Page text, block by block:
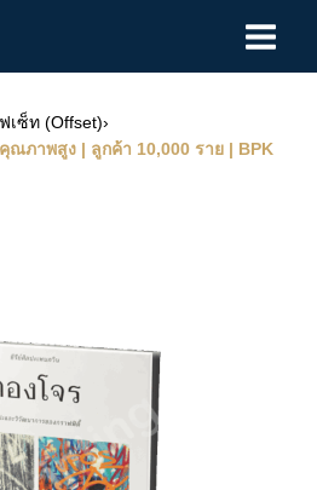
เซ็ท (Offset)›
ภาพสูง | ลูกค้า 10,000 ราย | BPK